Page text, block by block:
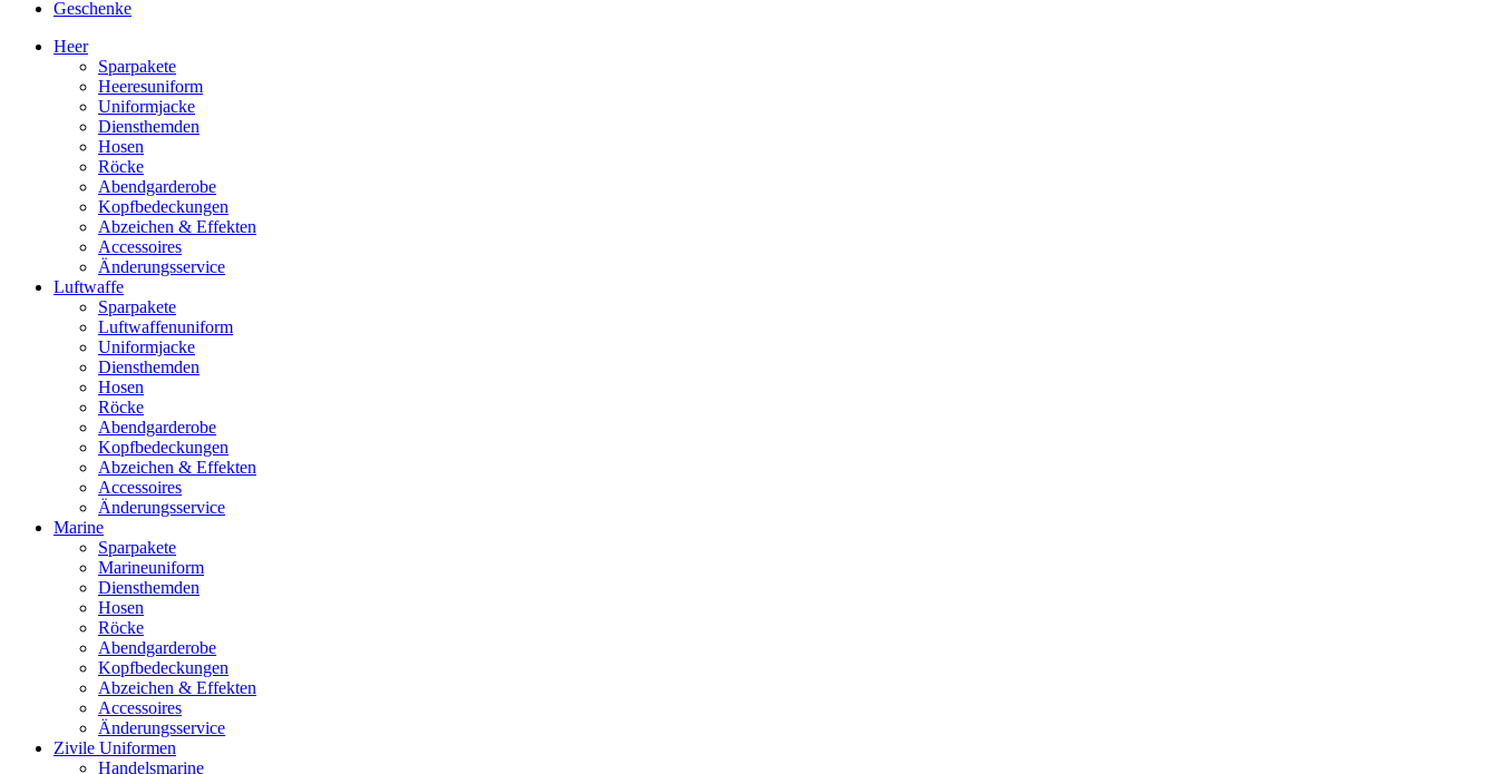
Geschenke
Heer
Sparpakete
Heeresuniform
Uniformjacke
Diensthemden
Hosen
Röcke
Abendgarderobe
Kopfbedeckungen
Abzeichen & Effekten
Accessoires
Änderungsservice
Luftwaffe
Sparpakete
Luftwaffenuniform
Uniformjacke
Diensthemden
Hosen
Röcke
Abendgarderobe
Kopfbedeckungen
Abzeichen & Effekten
Accessoires
Änderungsservice
Marine
Sparpakete
Marineuniform
Diensthemden
Hosen
Röcke
Abendgarderobe
Kopfbedeckungen
Abzeichen & Effekten
Accessoires
Änderungsservice
Zivile Uniformen
Handelsmarine